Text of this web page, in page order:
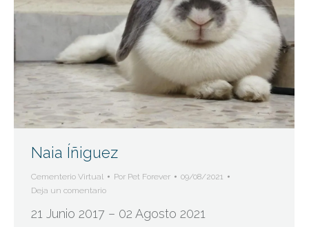
Naia Íñiguez
Cementerio Virtual Por Pet Forever
09/08/2021
Deja un comentario
21 Junio 2017 – 02 Agosto 2021